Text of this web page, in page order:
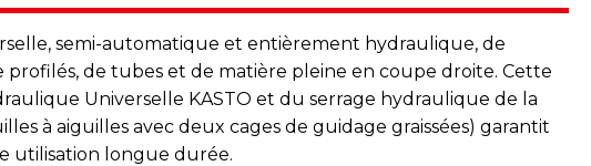
semi-automatique et entièrement hydraulique, de
de tubes et de matière pleine en coupe droite. Cette
Universelle KASTO et du serrage hydraulique de la
à aiguilles avec deux cages de guidage graissées) garantit
utilisation longue durée.